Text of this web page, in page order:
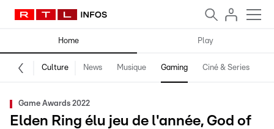
Home Play
Culture News Musique Gaming Ciné & Series
Game Awards 2022
Elden Ring élu jeu de l'année, God of